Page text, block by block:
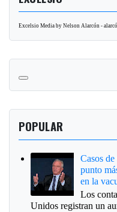
Excelsio Media by Nelson Alarcón -
POPULAR
Casos
punto
en la
Los
Unidos registran un